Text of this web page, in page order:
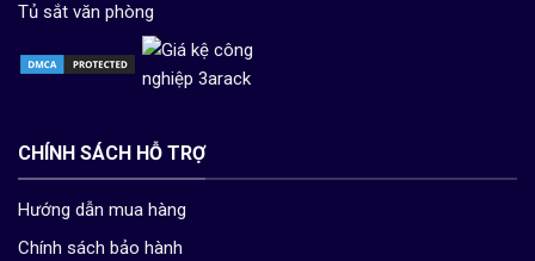
Tủ sắt văn phòng
CHÍNH SÁCH HỖ TRỢ
Hướng dẫn mua hàng
Chính sách bảo hành